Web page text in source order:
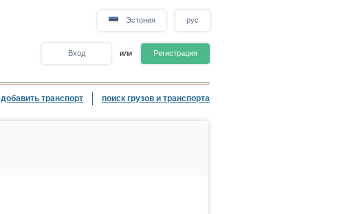
Эстония рус
Вход или Регистрация
добавить транспорт поиск грузов и транспорта